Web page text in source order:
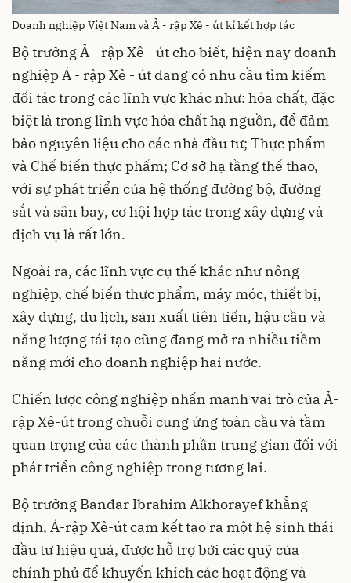
Doanh nghiệp Việt Nam và Ả - rập Xê - út kí kết hợp tác
Bộ trưởng Ả - rập Xê - út cho biết, hiện nay doanh
nghiệp Ả - rập Xê - út đang có nhu cầu tìm kiếm
đối tác trong các lĩnh vực khác như: hóa chất, đặc
biệt là trong lĩnh vực hóa chất hạ nguồn, để đảm
bảo nguyên liệu cho các nhà đầu tư; Thực phẩm
và Chế biến thực phẩm; Cơ sở hạ tầng thể thao,
với sự phát triển của hệ thống đường bộ, đường
sắt và sân bay, cơ hội hợp tác trong xây dựng và
dịch vụ là rất lớn.
Ngoài ra, các lĩnh vực cụ thể khác như nông
nghiệp, chế biến thực phẩm, máy móc, thiết bị,
xây dựng, du lịch, sản xuất tiên tiến, hậu cần và
năng lượng tái tạo cũng đang mở ra nhiều tiềm
năng mới cho doanh nghiệp hai nước.
Chiến lược công nghiệp nhấn mạnh vai trò của Ả-
rập Xê-út trong chuỗi cung ứng toàn cầu và tầm
quan trọng của các thành phần trung gian đối với
phát triển công nghiệp trong tương lai.
Bộ trưởng Bandar Ibrahim Alkhorayef khẳng
định, Ả-rập Xê-út cam kết tạo ra một hệ sinh thái
đầu tư hiệu quả, được hỗ trợ bởi các quỹ của
chính phủ để khuyến khích các hoạt động và